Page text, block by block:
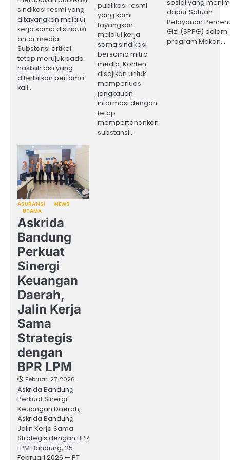
sindikasi resmi yang
ditayangkan melalui
kerja sama distribusi
antar media.
Substansi artikel
tetap merujuk pada
naskah asli yang
diterbitkan pertama
kali…
publikasi resmi
yang kami
tayangkan
melalui kerja
sama sindikasi
bersama mitra
media. Konten
disajikan untuk
memperluas
jangkauan
informasi dengan
tetap
mempertahankan
substansi…
sosial yang
dapur Satuan
Pelayanan
Gizi (SPPG) dalam
program Makan…
ASURANSI
NEWS
UTAMA
Askrida
Bandung
Perkuat
Sinergi
Keuangan
Daerah,
Jalin Kerja
Sama
Strategis
dengan
BPR LPM
Februari 27, 2026
Askrida Bandung
Perkuat Sinergi
Keuangan Daerah,
Askrida Bandung
Jalin Kerja Sama
Strategis dengan BPR
LPM Bandung, 25
Februari 2026 — PT